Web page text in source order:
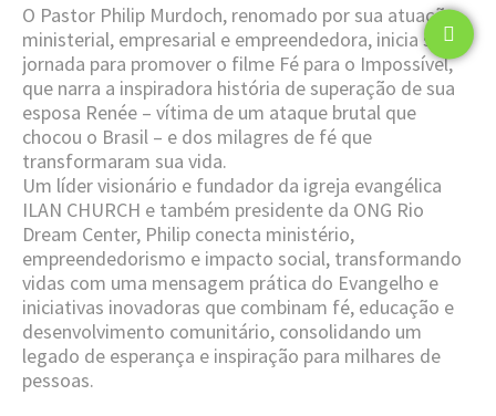
O Pastor Philip Murdoch, renomado por sua atuação
ministerial, empresarial e empreendedora, inicia sua
jornada para promover o filme Fé para o Impossível,
que narra a inspiradora história de superação de sua
esposa Renée – vítima de um ataque brutal que
chocou o Brasil – e dos milagres de fé que
transformaram sua vida.
Um líder visionário e fundador da igreja evangélica
ILAN CHURCH e também presidente da ONG Rio
Dream Center, Philip conecta ministério,
empreendedorismo e impacto social, transformando
vidas com uma mensagem prática do Evangelho e
iniciativas inovadoras que combinam fé, educação e
desenvolvimento comunitário, consolidando um
legado de esperança e inspiração para milhares de
pessoas.